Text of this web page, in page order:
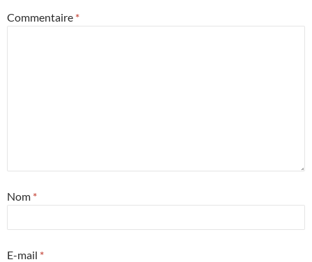
Commentaire *
Nom *
E-mail *